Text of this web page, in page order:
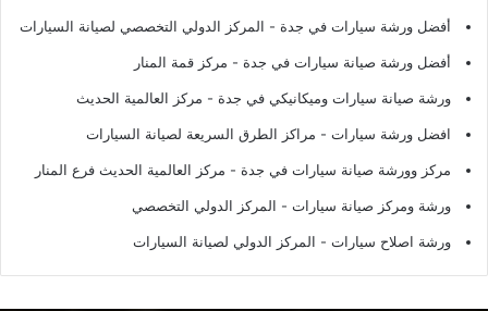
أفضل ورشة سيارات في جدة - المركز الدولي التخصصي لصيانة السيارات
أفضل ورشة صيانة سيارات في جدة - مركز قمة المنار
ورشة صيانة سيارات وميكانيكي في جدة - مركز العالمية الحديث
افضل ورشة سيارات - مراكز الطرق السريعة لصيانة السيارات
مركز وورشة صيانة سيارات في جدة - مركز العالمية الحديث فرع المنار
ورشة ومركز صيانة سيارات - المركز الدولي التخصصي
ورشة اصلاح سيارات - المركز الدولي لصيانة السيارات